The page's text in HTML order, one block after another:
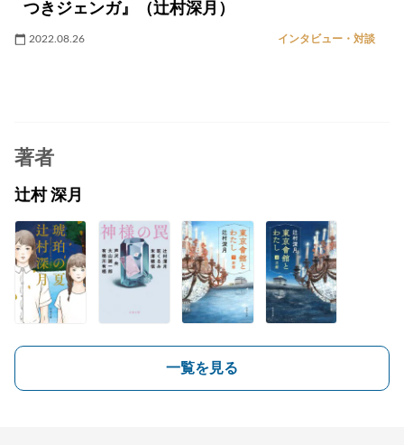
つきジェンガ』（辻村深月）
2022.08.26 インタビュー・対談
著者
辻村 深月
一覧を見る